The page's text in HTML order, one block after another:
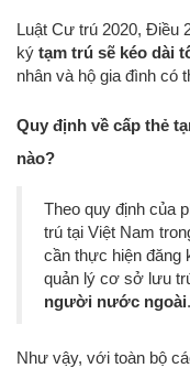
Luật Cư trú 2020, Điều
ký tạm trú sẽ kéo dài
nhân và hộ gia đình có
Quy định về cấp thẻ
nào?
Theo quy định của
trú tại Việt Nam
cần thực hiện đăng
quản lý cơ sở lưu
người nước ngoài.
Như vậy, với toàn bộ